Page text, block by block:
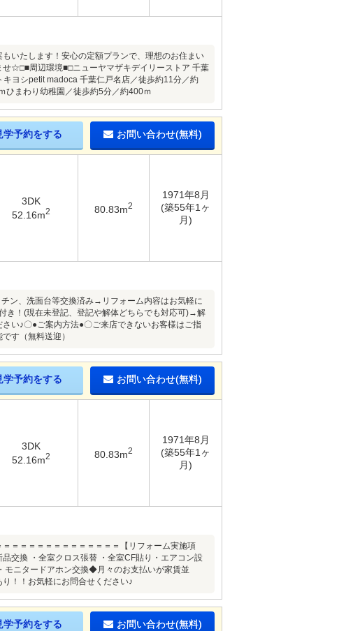
いたします！安心の定額プランで、理想のお住まい
☆□■周辺環境■□ニューヤマザキデイリーストア 千葉
ヨシpetit madoca 千葉仁戸名店／徒歩約11分／約
ひまわり幼稚園／徒歩約5分／約400ｍ
学予約をする お問い合わせ(無料)
3DK
52.16m2 80.83m2
1971年8月
(築55年1ヶ
月)
ン、洗面台等交換済み→リフォーム内容はお気軽に
き！(現在未登記、登記や解体どちらでも対応可)→解
い♪〇●ご案内方法●〇ご来店できないお客様はご指
す（無料送迎）
学予約をする お問い合わせ(無料)
3DK
52.16m2 80.83m2
1971年8月
(築55年1ヶ
月)
＝＝＝＝＝＝＝＝＝＝＝＝＝【リフォーム実施項
交換 ・全室クロス張替 ・全室CF貼り・エアコン設
ニタードアホン交換◆月々のお支払いが家賃並
！！お気軽にお問合せください♪
学予約をする お問い合わせ(無料)